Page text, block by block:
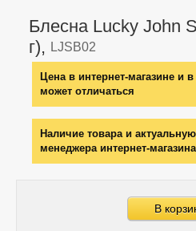
Блесна Lucky John
г), LJSB02
Цена в интернет-магазине и
может отличаться
Наличие товара и
менеджера интернет-магазина
В